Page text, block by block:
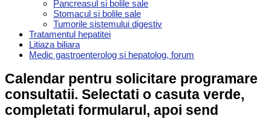
Pancreasul si bolile sale
Stomacul si bolile sale
Tumorile sistemului digestiv
Tratamentul hepatitei
Litiaza biliara
Medic gastroenterolog si hepatolog, forum
Calendar pentru solicitare programare
consultatii. Selectati o casuta verde,
completati formularul, apoi send